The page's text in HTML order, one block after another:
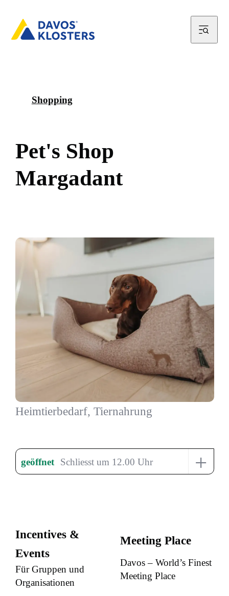
Shopping
Pet's Shop
Margadant
Heimtierbedarf, Tiernahrung
geöffnet Schliesst um 12.00 Uhr +
Incentives &
Events
Für Gruppen und
Organisationen
Meeting Place
Davos – World’s Finest
Meeting Place